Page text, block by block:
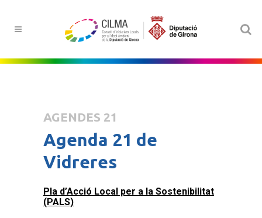
AGENDES 21
Agenda 21 de
Vidreres
Pla d’Acció Local per a la Sostenibilitat
(PALS)